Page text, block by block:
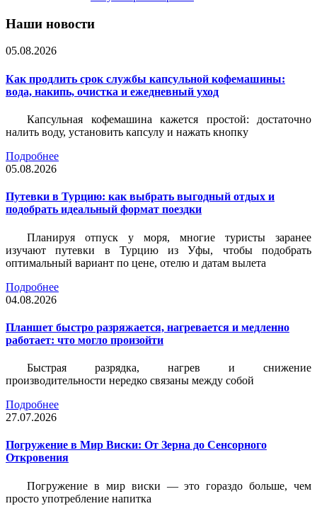
Наши новости
05.08.2026
Как продлить срок службы капсульной кофемашины:
вода, накипь, очистка и ежедневный уход
Капсульная кофемашина кажется простой: достаточно
налить воду, установить капсулу и нажать кнопку
Подробнее
05.08.2026
Путевки в Турцию: как выбрать выгодный отдых и
подобрать идеальный формат поездки
Планируя отпуск у моря, многие туристы заранее
изучают путевки в Турцию из Уфы, чтобы подобрать
оптимальный вариант по цене, отелю и датам вылета
Подробнее
04.08.2026
Планшет быстро разряжается, нагревается и медленно
работает: что могло произойти
Быстрая разрядка, нагрев и снижение
производительности нередко связаны между собой
Подробнее
27.07.2026
Погружение в Мир Виски: От Зерна до Сенсорного
Откровения
Погружение в мир виски — это гораздо больше, чем
просто употребление напитка